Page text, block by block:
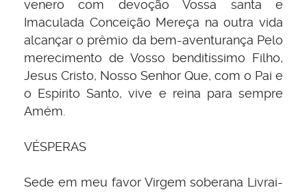
venero com devoção Vossa santa e
Imaculada Conceição Mereça na outra vida
alcançar o prêmio da bem-aventurança Pelo
merecimento de Vosso benditíssimo Filho,
Jesus Cristo, Nosso Senhor Que, com o Pai e
o Espírito Santo, vive e reina para sempre
Amém.
VÉSPERAS
Sede em meu favor Virgem soberana Livrai-